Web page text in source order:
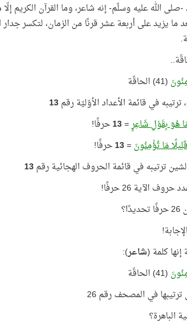
الله عليه وسلّم- إنه شاعر، وما القرآن الكريم
ما يزيد على أربعة عشر قرنًا من الزمان، لتكسر
(41) الحاقّة
13
هُوَ بِقَوْلِ شَاعِرٍ=
13حرفًا!
قَلِيلًا مَا تُؤْمِنُونَ=
13حرفًا!
ترتيبه في قائمة الحروف الهجائية رقم13
الآية 26 حرفًا!
كلمة (شاعر):
(41) الحاقّة
في المصحف رقم 26
الباهرة؟